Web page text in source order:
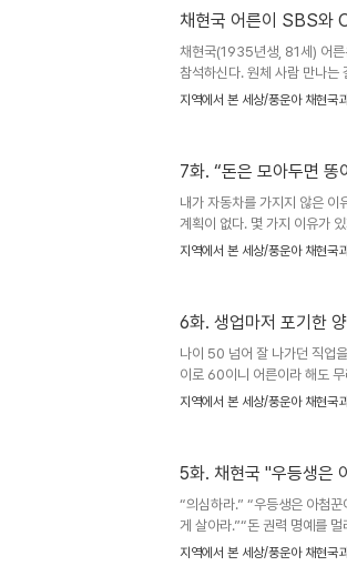
민이 설립하고 2년 동안 교장
해 채현국 이사장을 인터뷰하
채현국 어른이 SBS와
채현국(1935년생, 81세) 어른
참석하신다. 원체 사람 만나는
어른도 딱 잘라 거절하는 곳이
라는 이세중 변호사도 출연했
가 김홍신, 김원기 전 국회의장
지역에서 본 세상/풍운아 채현국
7화. “돈은 모아두면 똥
내가 자동차를 가지지 않은 이
계획이 없다. 몇 가지 이유가
생 이야기를 들은 것이었다.
직 압력에 굴하지 않고 단 한
없이 자전거를 타고 다니는 사
지역에서 본 세상/풍운아 채현국
6화. 생업마저 포기한
나이 50 넘어 잘 나가던 직업
이로 60이니 어른이라 해도
(89), 방배추(81) 어른들에 비
데, 제주도에 와서 지역언론에
간 제주도였다. 그는 2008년
지역에서 본 세상/풍운아 채현국
5화. 채현국 "우등생은
“의심하라.” “우등생은 아첨
게 살아라.”“돈 권력 명예를
바라는 부모들은 싫어할지 모
지역에서 본 세상/풍운아 채현국